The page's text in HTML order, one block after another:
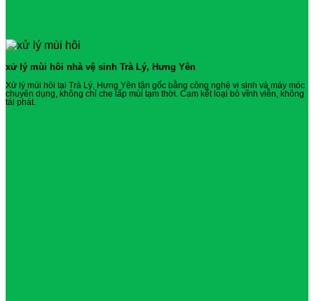
xử lý mùi hôi nhà vệ sinh Trà Lý, Hưng Yên
Xử lý mùi hôi tại Trà Lý, Hưng Yên tận gốc bằng công nghệ vi sinh và máy móc
chuyên dụng, không chỉ che lấp mùi tạm thời. Cam kết loại bỏ vĩnh viễn, không
tái phát.